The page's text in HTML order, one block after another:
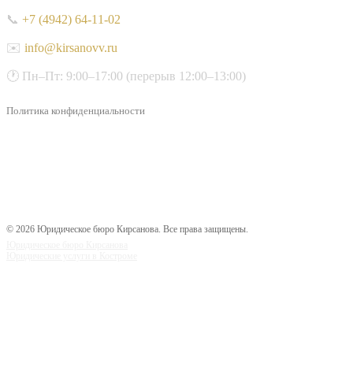
📞 +7 (4942) 64-11-02
✉️ info@kirsanovv.ru
🕐 Пн–Пт: 9:00–17:00 (перерыв 12:00–13:00)
Политика конфиденциальности
© 2026 Юридическое бюро Кирсанова. Все права защищены.